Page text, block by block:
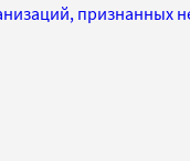
признанных